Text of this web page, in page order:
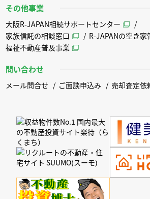
その他事業
大阪R-JAPAN相続サポートセンター
家族信託の相談窓口
R-JAPANの空き家
福祉不動産普及事業
問い合わせ
メール問合せ ご面談申込み 売却査定依